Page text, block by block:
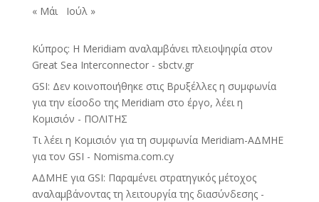
« Μάι
Ιούλ »
Κύπρος: Η Meridiam αναλαμβάνει πλειοψηφία στον
Great Sea Interconnector - sbctv.gr
GSI: Δεν κοινοποιήθηκε στις Βρυξέλλες η συμφωνία
για την είσοδο της Meridiam στο έργο, λέει η
Κομισιόν - ΠΟΛΙΤΗΣ
Τι λέει η Κομισιόν για τη συμφωνία Meridiam-ΑΔΜΗΕ
για τον GSI - Nomisma.com.cy
ΑΔΜΗΕ για GSI: Παραμένει στρατηγικός μέτοχος
αναλαμβάνοντας τη λειτουργία της διασύνδεσης -